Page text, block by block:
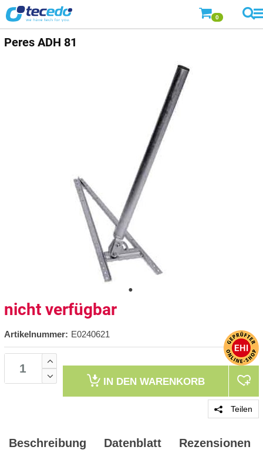
0
Peres ADH 81
nicht verfügbar
Artikelnummer: E0240621
IN DEN WARENKORB
Teilen
Beschreibung Datenblatt Rezensionen